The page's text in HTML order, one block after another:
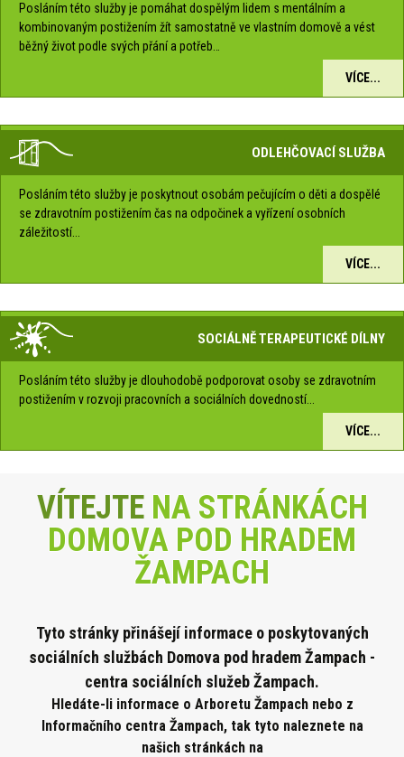
Posláním této služby je pomáhat dospělým lidem s mentálním a
kombinovaným postižením žít samostatně ve vlastním domově a vést
běžný život podle svých přání a potřeb…
VÍCE...
ODLEHČOVACÍ SLUŽBA
Posláním této služby je poskytnout osobám pečujícím o děti a dospělé
se zdravotním postižením čas na odpočinek a vyřízení osobních
záležitostí...
VÍCE...
SOCIÁLNĚ TERAPEUTICKÉ DÍLNY
Posláním této služby je dlouhodobě podporovat osoby se zdravotním
postižením v rozvoji pracovních a sociálních dovedností...
VÍCE...
VÍTEJTENA STRÁNKÁCH
DOMOVA POD HRADEM
ŽAMPACH
Tyto stránky přinášejí informace o poskytovaných
sociálních službách Domova pod hradem Žampach -
centra sociálních služeb Žampach.
Hledáte-li informace o Arboretu Žampach nebo z
Informačního centra Žampach, tak tyto naleznete na
našich stránkách na